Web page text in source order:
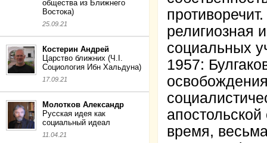
общества из Ближнего
Востока)
25.09.21
Костерин Андрей
Царство ближних (Ч.I.
Социология Ибн Хальдуна)
17.09.21
Молотков Александр
Русская идея как
социальный идеал
11.04.21
религиозная
социальных
1957:
время,